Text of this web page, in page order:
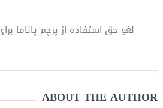
ABOUT THE AUTHOR